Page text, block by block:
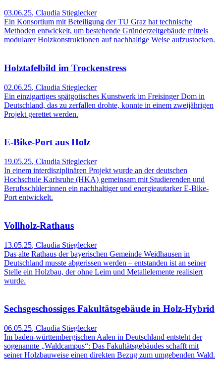
03.06.25, Claudia Stieglecker
Ein Konsortium mit Beteiligung der TU Graz hat technische
Methoden entwickelt, um bestehende Gründerzeitgebäude mittels
modularer Holzkonstruktionen auf nachhaltige Weise aufzustocken.
Holztafelbild im Trockenstress
02.06.25, Claudia Stieglecker
Ein einzigartiges spätgotisches Kunstwerk im Freisinger Dom in
Deutschland, das zu zerfallen drohte, konnte in einem zweijährigen
Projekt gerettet werden.
E-Bike-Port aus Holz
19.05.25, Claudia Stieglecker
In einem interdisziplinären Projekt wurde an der deutschen
Hochschule Karlsruhe (HKA) gemeinsam mit Studierenden und
Berufsschüler:innen ein nachhaltiger und energieautarker E-Bike-
Port entwickelt.
Vollholz-Rathaus
13.05.25, Claudia Stieglecker
Das alte Rathaus der bayerischen Gemeinde Weidhausen in
Deutschland musste abgerissen werden – entstanden ist an seiner
Stelle ein Holzbau, der ohne Leim und Metallelemente realisiert
wurde.
Sechsgeschossiges Fakultätsgebäude in Holz-Hybrid
06.05.25, Claudia Stieglecker
Im baden-württembergischen Aalen in Deutschland entsteht der
sogenannte „Waldcampus“: Das Fakultätsgebäudes schafft mit
seiner Holzbauweise einen direkten Bezug zum umgebenden Wald.